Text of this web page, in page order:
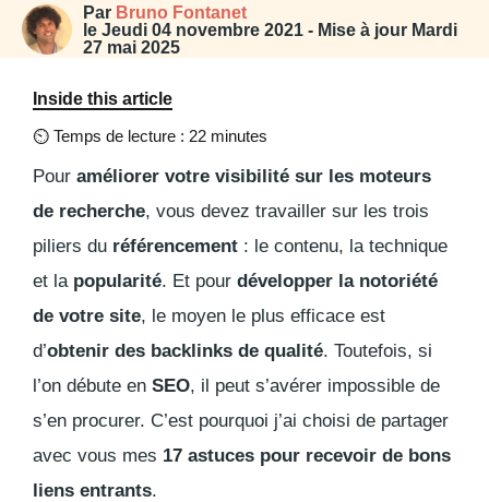
Par Bruno Fontanet
le Jeudi 04 novembre 2021 - Mise à jour Mardi
27 mai 2025
Inside this article
⏲ Temps de lecture : 22 minutes
Pour améliorer votre visibilité sur les moteurs
de recherche, vous devez travailler sur les trois
piliers du référencement : le contenu, la technique
et la popularité. Et pour développer la notoriété
de votre site, le moyen le plus efficace est
d’obtenir des backlinks de qualité. Toutefois, si
l’on débute en SEO, il peut s’avérer impossible de
s’en procurer. C’est pourquoi j’ai choisi de partager
avec vous mes 17 astuces pour recevoir de bons
liens entrants.